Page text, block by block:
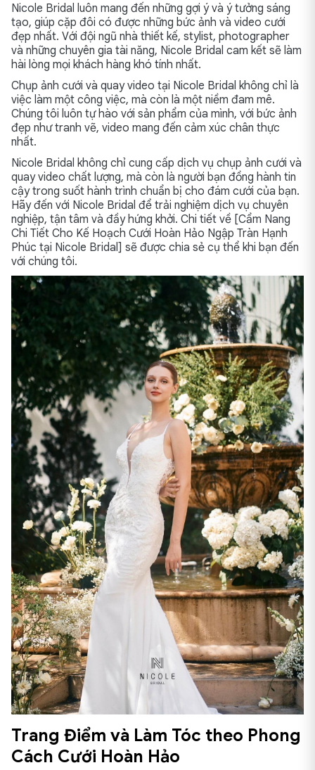
Nicole Bridal luôn mang đến những gợi ý và ý tưởng sáng
tạo, giúp cặp đôi có được những bức ảnh và video cưới
đẹp nhất. Với đội ngũ nhà thiết kế, stylist, photographer
và những chuyên gia tài năng, Nicole Bridal cam kết sẽ làm
hài lòng mọi khách hàng khó tính nhất.
Chụp ảnh cưới và quay video tại Nicole Bridal không chỉ là
việc làm một công việc, mà còn là một niềm đam mê.
Chúng tôi luôn tự hào với sản phẩm của mình, với bức ảnh
đẹp như tranh vẽ, video mang đến cảm xúc chân thực
nhất.
Nicole Bridal không chỉ cung cấp dịch vụ chụp ảnh cưới và
quay video chất lượng, mà còn là người bạn đồng hành tin
cậy trong suốt hành trình chuẩn bị cho đám cưới của bạn.
Hãy đến với Nicole Bridal để trải nghiệm dịch vụ chuyên
nghiệp, tận tâm và đầy hứng khởi. Chi tiết về [Cẩm Nang
Chi Tiết Cho Kế Hoạch Cưới Hoàn Hảo Ngập Tràn Hạnh
Phúc tại Nicole Bridal] sẽ được chia sẻ cụ thể khi bạn đến
với chúng tôi.
Trang Điểm và Làm Tóc theo Phong
Cách Cưới Hoàn Hảo